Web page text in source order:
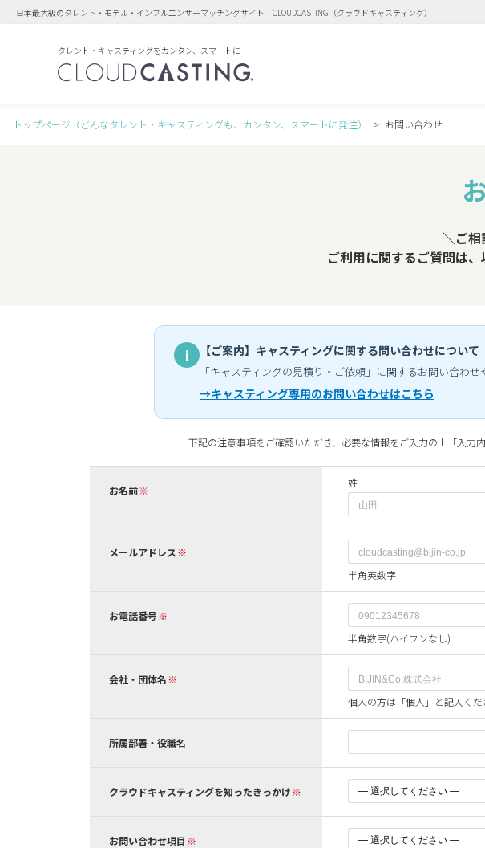
日本最大級のタレント・モデル・インフルエンサーマッチングサイト｜CLOUDCASTING（クラウドキャスティング）
タレント・キャスティングをカンタン、スマートに
トップページ（どんなタレント・キャスティングも、カンタン、スマートに発注） お問い合わせ
＼ご相
ご利用に関するご質問は
i 【ご案内】キャスティングに関する問い合わせについて
「キャスティングの見積り・ご依頼」に関するお問い合わ
→キャスティング専用のお問い合わせはこちら
下記の注意事項をご確認いただき、必要な情報をご入力の上「入力
お名前
姓
メールアドレス
半角英数字
お電話番号
半角数字(ハイフンなし)
会社・団体名
個人の方は「個人」と記入くだ
所属部署・役職名
クラウドキャスティングを知ったきっかけ
お問い合わせ項目